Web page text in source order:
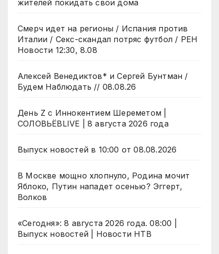
жителей покидать свои дома
Смерч идет на регионы / Испания против
Италии / Секс-скандал потряс футбол / РЕН
Новости 12:30, 8.08
Алексей Венедиктов* и Сергей Бунтман /
Будем Наблюдать // 08.08.26
День Z с Иннокентием Шереметом |
СОЛОВЬЁВLIVE | 8 августа 2026 года
Выпуск новостей в 10:00 от 08.08.2026
В Москве мощно хлопнуло, Родина мочит
Яблоко, Путин нападет осенью? Эггерт,
Волков
«Сегодня»: 8 августа 2026 года. 08:00 |
Выпуск новостей | Новости НТВ